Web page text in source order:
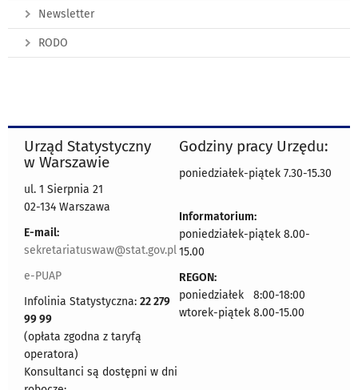
Newsletter
RODO
Urząd Statystyczny
w Warszawie
ul. 1 Sierpnia 21
02-134 Warszawa
E-mail:
sekretariatuswaw@stat.gov.pl
e-PUAP
Infolinia Statystyczna: 22 279
99 99
(opłata zgodna z taryfą
operatora)
Konsultanci są dostępni w dni
Godziny pracy Urzędu:
poniedziałek-piątek 7.30-15.30
Informatorium:
poniedziałek-piątek 8.00-
15.00
REGON:
poniedziałek 8:00-18:00
wtorek-piątek 8.00-15.00